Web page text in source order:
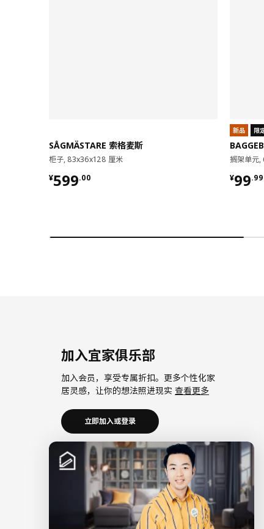
SÅGMÄSTARE 索格麦斯
柜子, 83x36x128 厘米
¥599.00
¥ 599.00
新品 限
搁架单元
¥99.99
¥
加入宜家俱乐部
加入会员，享受专属折扣。更多个性化家
居灵感，让你的想法照进现实 查看更多
立即加入或登录
加入宜家企业会员
加入企业会员，享受会员6大权益以及专属
折扣。助力中小微企业共同成长。查看更